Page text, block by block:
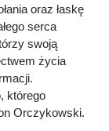
oraz łaskę
serca
swoją
życia
którego
Orczykowski.